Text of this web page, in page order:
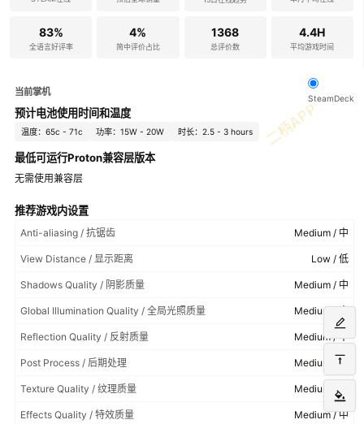
83%
全语言好评率
4%
简中评价占比
1368
总评价数
4.4H
平均游戏时间
当前掌机
SteamDeck
预计电池使用时间和温度
温度：65c - 71c 功率：15W - 20W 时长：2.5 - 3 hours
最低可运行Proton兼容层版本
无需使用兼容层
推荐游戏内设置
Anti-aliasing / 抗锯齿 Medium / 中
View Distance / 显示距离 Low / 低
Shadows Quality / 阴影质量 Medium / 中
Global Illumination Quality / 全局光照质量 Medium / 中
Reflection Quality / 反射质量 Medium / 中
Post Process / 后期处理 Medium / 中
Texture Quality / 纹理质量 Medium / 中
Effects Quality / 特效质量 Medium / 中